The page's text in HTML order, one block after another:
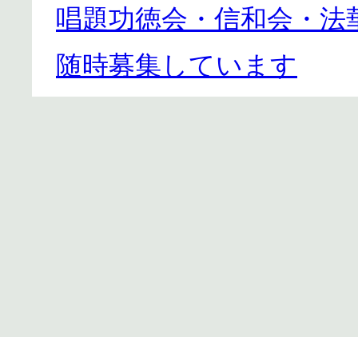
唱題功徳会・信和会・
随時募集しています